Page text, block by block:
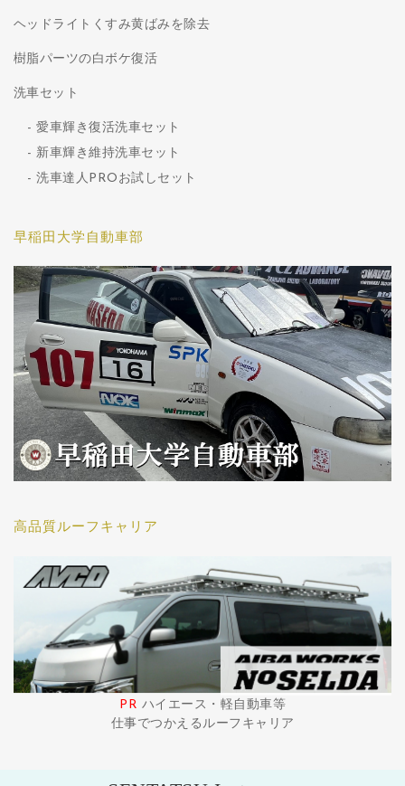
ヘッドライトくすみ黄ばみを除去
樹脂パーツの白ボケ復活
洗車セット
愛車輝き復活洗車セット
新車輝き維持洗車セット
洗車達人PROお試しセット
早稲田大学自動車部
高品質ルーフキャリア
PR ハイエース・軽自動車等
仕事でつかえるルーフキャリア